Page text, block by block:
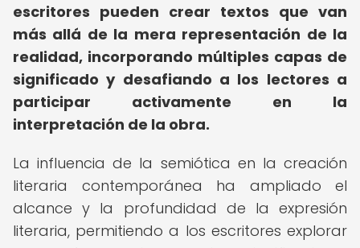
escritores pueden crear textos que van
más allá de la mera representación de la
realidad, incorporando múltiples capas de
significado y desafiando a los lectores a
participar activamente en la
interpretación de la obra.
La influencia de la semiótica en la creación
literaria contemporánea ha ampliado el
alcance y la profundidad de la expresión
literaria, permitiendo a los escritores explorar